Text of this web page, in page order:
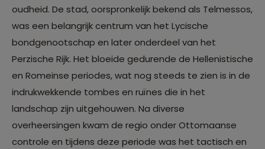
oudheid. De stad, oorspronkelijk bekend als Telmessos,
was een belangrijk centrum van het Lycische
bondgenootschap en later onderdeel van het
Perzische Rijk. Het bloeide gedurende de Hellenistische
en Romeinse periodes, wat nog steeds te zien is in de
indrukwekkende tombes en ruïnes die in het
landschap zijn uitgehouwen. Na diverse
overheersingen kwam de regio onder Ottomaanse
controle en tijdens deze periode was het tactisch en